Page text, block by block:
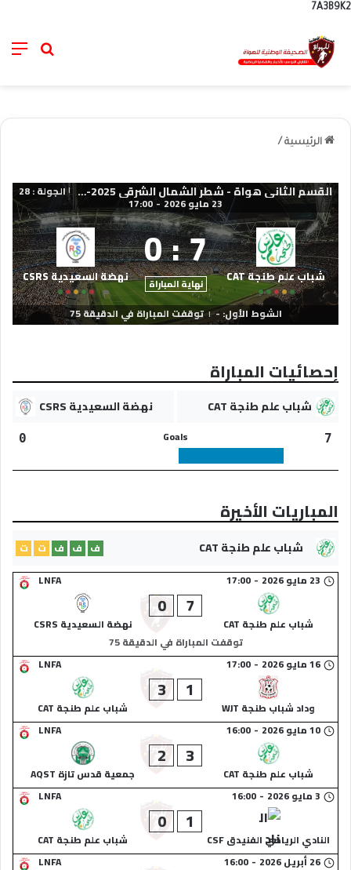
7A3B9K2
خانة
الرئيسية /
القسم الثاني هواة - شطر الشمال الشرقي 2025-2026 | الجولة : 28
23 مايو 2026 -
17:00
شباب علم طنجة CAT 7
:
0
نهاية المباراة نهضة السعيدية CSRS
الشوط الأول: - | توقفت المباراة في الدقيقة 75
إحصائيات المباراة
شباب علم طنجة CAT نهضة السعيدية CSRS
7
Goals
0
المباريات الأخيرة
شباب علم طنجة CAT ف ف ف ت
ت
LNFA
23 مايو 2026 -
17:00
شباب علم طنجة CAT
7
0
نهضة السعيدية CSRS
توقفت المباراة في الدقيقة 75
LNFA
16 مايو 2026 -
17:00
وداد شباب طنجة WJT
1
3
شباب علم طنجة CAT
LNFA
10 مايو 2026 -
16:00
شباب علم طنجة CAT
3
2
جمعية قدس تازة AQST
LNFA
3 مايو 2026 -
16:00
النادي الرياضي الفنيدق CSF
1
0
شباب علم طنجة CAT
LNFA
26 أبريل 2026 -
16:00